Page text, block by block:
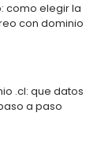
como elegir la
con dominio
.cl: que datos
a paso